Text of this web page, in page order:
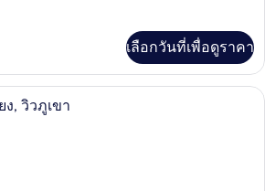
เลือกวันที่เพื่อดูราคา
เครื่องนอนระดับพรีเมียม, ผ้านวมขนเ
ง, วิวภูเขา